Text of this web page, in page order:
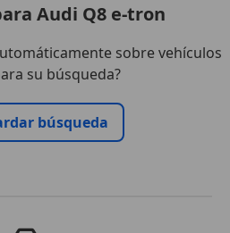
Audi Q8 e-tron
sobre vehículos
su búsqueda?
búsqueda